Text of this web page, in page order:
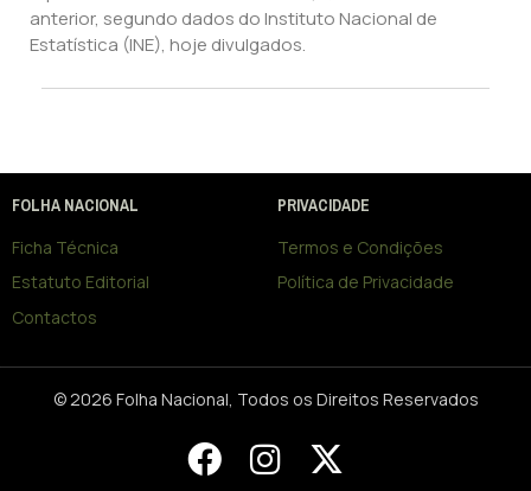
anterior, segundo dados do Instituto Nacional de
Estatística (INE), hoje divulgados.
FOLHA NACIONAL
Ficha Técnica
Estatuto Editorial
Contactos
PRIVACIDADE
Termos e Condições
Política de Privacidade
© 2026 Folha Nacional, Todos os Direitos Reservados